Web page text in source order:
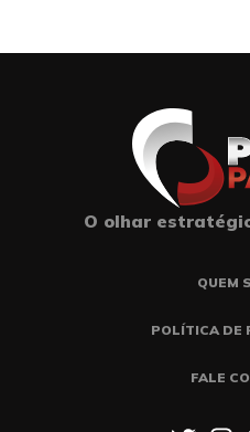
O olhar
QUEM
POLÍTICA DE
FALE